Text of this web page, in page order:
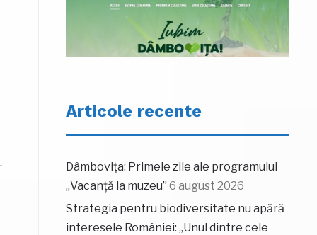
Articole recente
Dâmbovița: Primele zile ale programului
„Vacanță la muzeu” 6 august 2026
Strategia pentru biodiversitate nu apără
interesele României: „Unul dintre cele